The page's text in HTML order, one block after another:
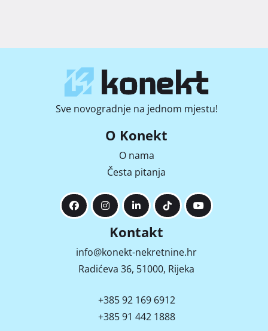
Sve novogradnje na jednom mjestu!
O Konekt
O nama
Česta pitanja
Kontakt
info@konekt-nekretnine.hr
Radićeva 36, 51000, Rijeka
+385 92 169 6912
+385 91 442 1888